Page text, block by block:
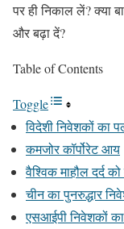
पर ही निकाल लें? क्या
और बढ़ा दें?
Table of Contents
Toggle
विदेशी निवेशकों का
कमजोर कॉर्पोरेट आय
वैश्विक माहौल दर्द
चीन का पुनरुद्धार
एसआईपी निवेशकों का